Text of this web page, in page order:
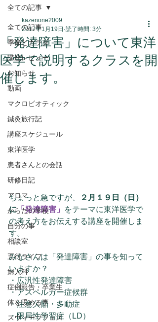
全ての記事
季節とカラダ
講座レビュー
お知らせ
動画
マクロビオティック
鍼灸旅行記
講座スケジュール
東洋医学
患者さんとの会話
研修日記
アロマ
からだの学校
自分の事
相談室
五行ライフ
婦人科
症例報告・卒業生
体を暖める事
スウィーツフェス
全ての記事
「発達障害」について東洋
医学で説明するクラスを開
催します。
kazenone2009
2017年1月19日 読了時間: 3分
ちょっと急ですが、
２月１９日（日）
に「発達障害」
をテーマに東洋医学で
の考え方をお伝えする講座を開催しま
す。
みなさんは「発達障害」の事を知って
いますか？
・広汎性発達障害
・アスペルガー症候群
・注意欠陥・多動症
・限局性学習症（LD）